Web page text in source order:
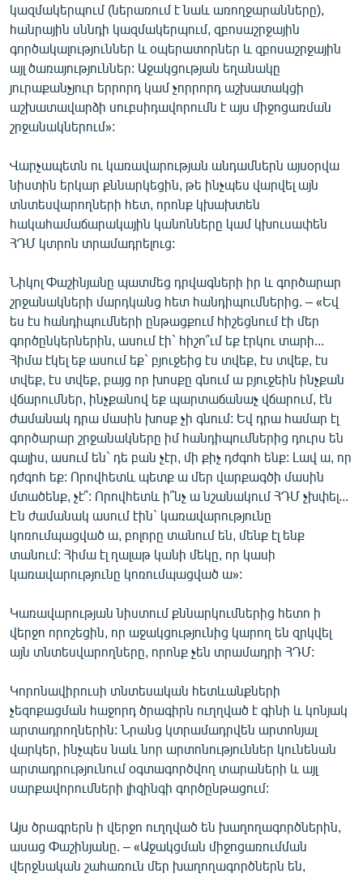
կազմակերպում (ներառում է նաև առողջարանները),
հանրային սննդի կազմակերպում, զբոսաշրջային
գործակալություններ և օպերատորներ և զբոսաշրջային
այլ ծառայություններ: Աջակցության եղանակը
յուրաքանչյուր երրորդ կամ չորրորդ աշխատակցի
աշխատավարձի սուբսիդավորումն է այս միջոցառման
շրջանակներում»:
Վարչապետն ու կառավարության անդամներն այսօրվա
նիստին երկար քննարկեցին, թե ինչպես վարվել այն
տնտեսվարողների հետ, որոնք կխախտեն
հակահամաճարակային կանոնները կամ կխուսափեն
ՀԴՄ կտրոն տրամադրելուց:
Նիկոլ Փաշինյանը պատմեց դրվագների իր և գործարար
շրջանակների մարդկանց հետ հանդիպումներից. – «Եվ
ես էս հանդիպումների ընթացքում հիշեցնում էի մեր
գործընկերներին, ասում էի` հիշո՞ւմ եք էրկու տարի...
Հիմա էկել եք ասում եք` բյուջեից էս տվեք, էս տվեք, էս
տվեք, էս տվեք, բայց որ խոսքը գնում ա բյուջեին ինչքան
վճարումներ, ինչքանով եք պարտաճանաչ վճարում, էն
ժամանակ դրա մասին խոսք չի գնում: Եվ դրա համար էլ
գործարար շրջանակները իմ հանդիպումներից դուրս են
գալիս, ասում են` դե բան չէր, մի քիչ դժգոհ ենք: Լավ ա, որ
դժգոհ եք: Որովհետև պետք ա մեր վարքագծի մասին
մտածենք, չէ՞: Որովհետև ի՞նչ ա նշանակում ՀԴՄ չխփել...
Էն ժամանակ ասում էին` կառավարությունը
կոռումպացված ա, բոլորը տանում են, մենք էլ ենք
տանում: Հիմա էլ ղալաթ կանի մեկը, որ կասի
կառավարությունը կոռումպացված ա»:
Կառավարության նիստում քննարկումներից հետո ի
վերջո որոշեցին, որ աջակցությունից կարող են զրկվել
այն տնտեսվարողները, որոնք չեն տրամադրի ՀԴՄ:
Կորոնավիրուսի տնտեսական հետևանքների
չեզոքացման հաջորդ ծրագիրն ուղղված է գինի և կոնյակ
արտադրողներին: Նրանց կտրամադրվեն արտոնյալ
վարկեր, ինչպես նաև նոր արտոնություններ կունենան
արտադրությունում օգտագործվող տարաների և այլ
սարքավորումների լիզինգի գործընթացում:
Այս ծրագրերն ի վերջո ուղղված են խաղողագործներին,
ասաց Փաշինյանը. – «Աջակցման միջոցառումման
վերջնական շահառուն մեր խաղողագործներն են,